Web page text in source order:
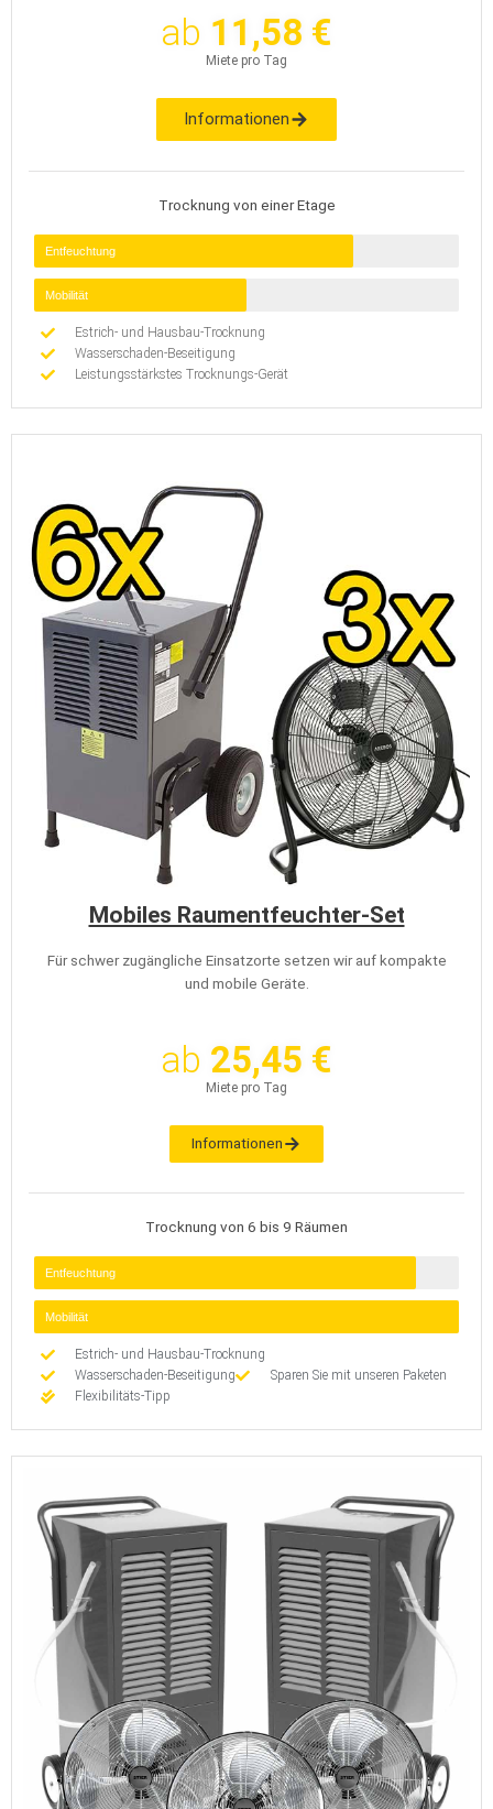
ab 11,58 €
Miete pro Tag
Informationen
Trocknung von einer Etage
Entfeuchtung
Mobilität
Estrich- und Hausbau-Trocknung
Wasserschaden-Beseitigung
Leistungsstärkstes Trocknungs-Gerät
Mobiles Raumentfeuchter-Set
Für schwer zugängliche Einsatzorte setzen wir auf kompakte
und mobile Geräte.
ab 25,45 €
Miete pro Tag
Informationen
Trocknung von 6 bis 9 Räumen
Entfeuchtung
Mobilität
Estrich- und Hausbau-Trocknung
Wasserschaden-Beseitigung
Sparen Sie mit unseren Paketen
Flexibilitäts-Tipp